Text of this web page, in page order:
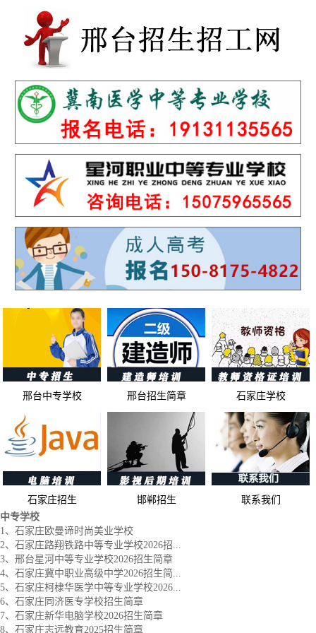
邢台中专学校 邢台招生简章 石家庄学校
石家庄招生 邯郸招生
联系我们
中专学校
1、石家庄欧曼谛时尚美业学校
2、石家庄路翔铁路中等专业学校2026招...
3、邢台星河中等专业学校2026招生简章
4、石家庄冀中职业高级中学2026招生简...
5、石家庄柯棣华医学中等专业学校2026...
6、石家庄同济医专学校招生简章
7、石家庄新华电脑学校2026招生简章
8、石家庄志远教育2025招生简章